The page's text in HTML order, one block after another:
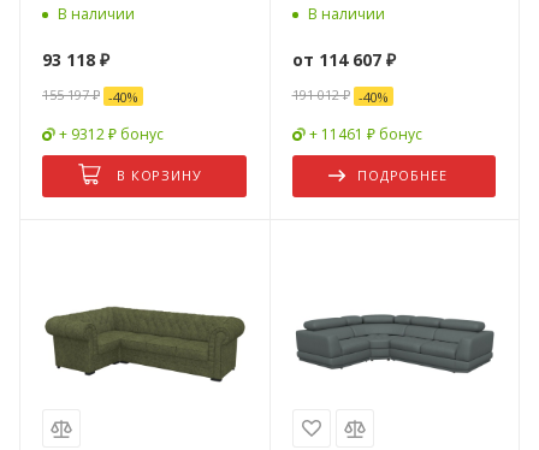
В наличии
93 118 ₽
155 197₽ -40%
+ 9312 ₽ бонус
В КОРЗИНУ
В наличии
от 114 607 ₽
191 012 ₽ -40%
+ 11461 ₽ бонус
ПОДРОБНЕЕ